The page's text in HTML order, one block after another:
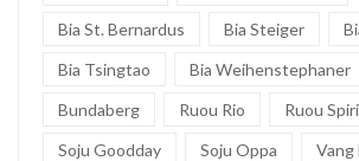
Bia St. Bernardus
Bia Steiger
Bia Tsingtao
Bia Weihenstephaner
Bundaberg
Ruou Rio
Ruou
Soju Goodday
Soju Oppa
Vang